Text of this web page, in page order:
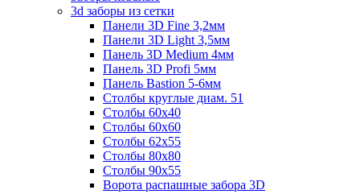
3d заборы из сетки
Панели 3D Fine 3,2мм
Панели 3D Light 3,5мм
Панель 3D Medium 4мм
Панель 3D Profi 5мм
Панель Bastion 5-6мм
Столбы круглые диам. 51
Столбы 60х40
Столбы 60х60
Столбы 62х55
Столбы 80х80
Столбы 90х55
Ворота распашные забора 3D